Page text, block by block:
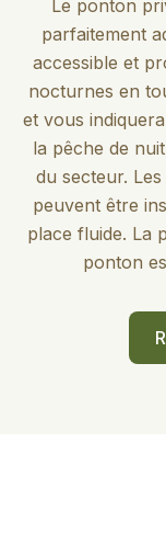
Le ponton
parfaitement
accessible et
nocturnes en
et vous
la pêche de
du secteur.
peuvent être
place fluide. La
ponton